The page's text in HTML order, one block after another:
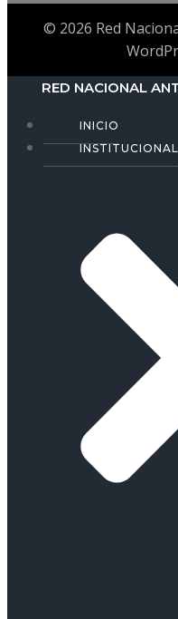
© 2026 Red
RED NACIONAL
INICIO
INSTITUCIONAL